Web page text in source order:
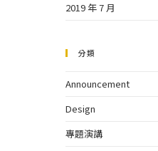
2019 年 7 月
分類
Announcement
Design
專題演講